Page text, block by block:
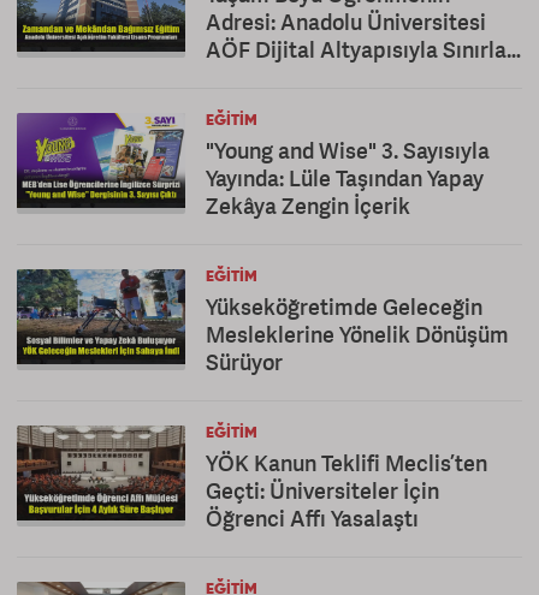
Adresi: Anadolu Üniversitesi
AÖF Dijital Altyapısıyla Sınırları
EĞITIM
"Young and Wise" 3. Sayısıyla
Yayında: Lüle Taşından Yapay
Zekâya Zengin İçerik
EĞITIM
Yükseköğretimde Geleceğin
Mesleklerine Yönelik Dönüşüm
Sürüyor
EĞITIM
YÖK Kanun Teklifi Meclis’ten
Geçti: Üniversiteler İçin
Öğrenci Affı Yasalaştı
EĞITIM